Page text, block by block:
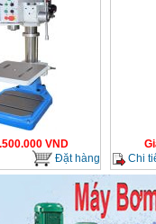
VND
Đặt hàng
Chi